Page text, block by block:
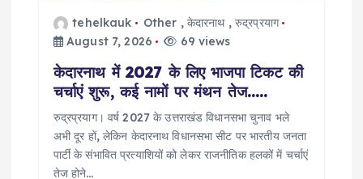
tehelkauk Other , केदारनाथ, रुद्रप्रयाग
August 7, 2026
69 views
केदारनाथ में 2027 के लिए भाजपा टिकट की
चर्चाएं शुरू, कई नामों पर मंथन तेज…..
रुद्रप्रयाग। वर्ष 2027 के उत्तराखंड विधानसभा चुनाव भले
अभी दूर हों, लेकिन केदारनाथ विधानसभा सीट पर भारतीय जनता
पार्टी के संभावित प्रत्याशियों को लेकर राजनीतिक हलकों में चर्चाएं
तेज होने…